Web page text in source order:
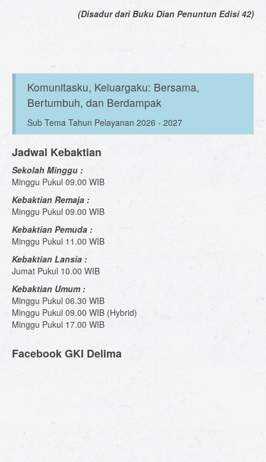
(Disadur dari Buku Dian Penuntun Edisi 42)
Komunitasku, Keluargaku: Bersama,
Bertumbuh, dan Berdampak
Sub Tema Tahun Pelayanan 2026 - 2027
Jadwal Kebaktian
Sekolah Minggu :
Minggu Pukul 09.00 WIB
Kebaktian Remaja :
Minggu Pukul 09.00 WIB
Kebaktian Pemuda :
Minggu Pukul 11.00 WIB
Kebaktian Lansia :
Jumat Pukul 10.00 WIB
Kebaktian Umum :
Minggu Pukul 06.30 WIB
Minggu Pukul 09.00 WIB (Hybrid)
Minggu Pukul 17.00 WIB
Facebook GKI Delima